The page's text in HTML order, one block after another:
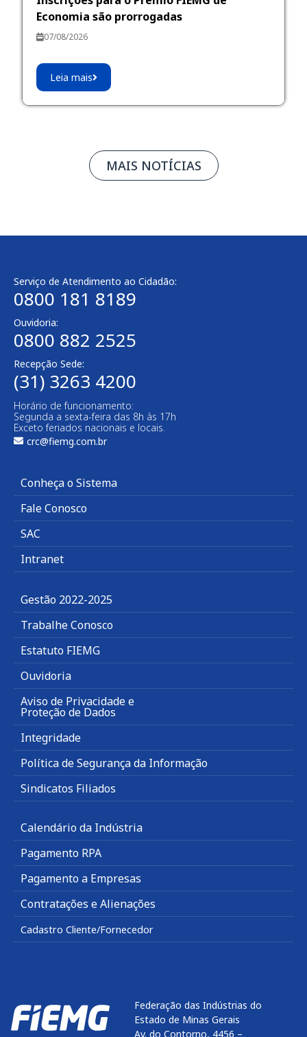
Economia são prorrogadas
07/08/2026
Leia mais
MAIS NOTÍCIAS
Serviço de Atendimento ao Cidadão:
0800 181 8189
Ouvidoria:
0800 882 2525
Recepção Sede:
(31) 3263 4200
Horário de funcionamento:
Segunda a sexta-feira das 8h às 17h
Exceto feriados nacionais e locais.
crc@fiemg.com.br
Conheça o Sistema
Fale Conosco
SAC
Intranet
Gestão 2022-2025
Trabalhe Conosco
Estatuto FIEMG
Ouvidoria
Aviso de Privacidade e
Proteção de Dados
Integridade
Política de Segurança da Informação
Sindicatos Filiados
Calendário da Indústria
Pagamento RPA
Pagamento a Empresas
Contratações e Alienações
Cadastro Cliente/Fornecedor
Federação das Indústrias do
Estado de Minas Gerais
Av. do Contorno, 4456 –